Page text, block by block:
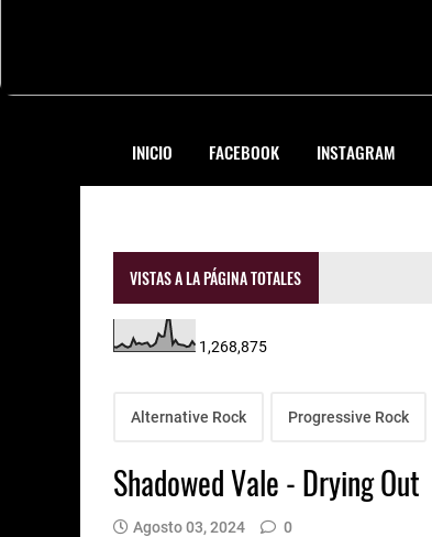
INICIO FACEBOOK INSTAGRAM
VISTAS A LA PÁGINA TOTALES
1,268,875
Alternative Rock Progressive Rock
Shadowed Vale - Drying Out
Agosto 03, 2024 0